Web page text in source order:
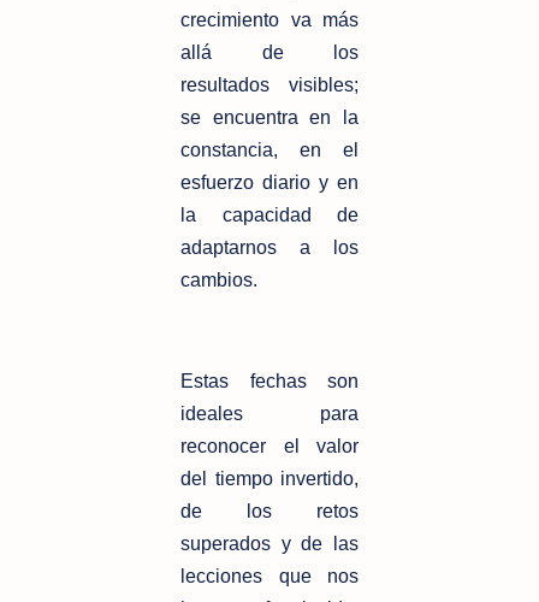
crecimiento va más
allá de los
resultados visibles;
se encuentra en la
constancia, en el
esfuerzo diario y en
la capacidad de
adaptarnos a los
cambios.
Estas fechas son
ideales para
reconocer el valor
del tiempo invertido,
de los retos
superados y de las
lecciones que nos